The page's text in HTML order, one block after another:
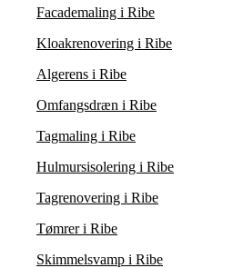
Facademaling i Ribe
Kloakrenovering i Ribe
Algerens i Ribe
Omfangsdræn i Ribe
Tagmaling i Ribe
Hulmursisolering i Ribe
Tagrenovering i Ribe
Tømrer i Ribe
Skimmelsvamp i Ribe